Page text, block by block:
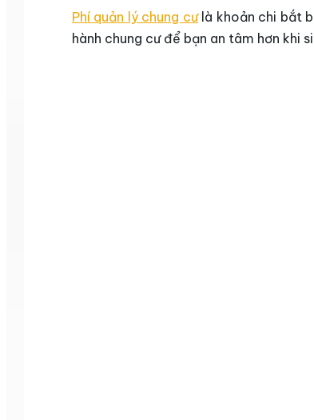
Phí quản lý chung cưlà khoản chi bắt
hành chung cư để bạn an tâm hơn khi